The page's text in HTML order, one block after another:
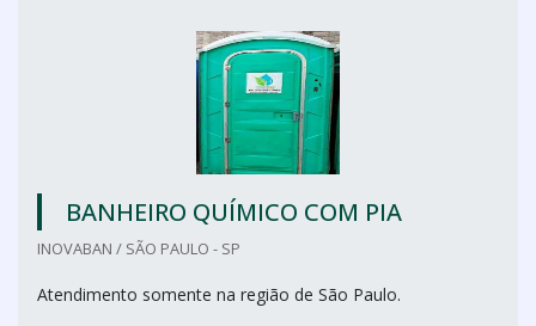
BANHEIRO QUÍMICO COM PIA
INOVABAN / SÃO PAULO - SP
Atendimento somente na região de São Paulo.